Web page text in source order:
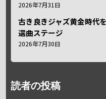
2026年7月31日
古き良きジャズ黄金時代
選曲ステージ
2026年7月30日
読者の投稿